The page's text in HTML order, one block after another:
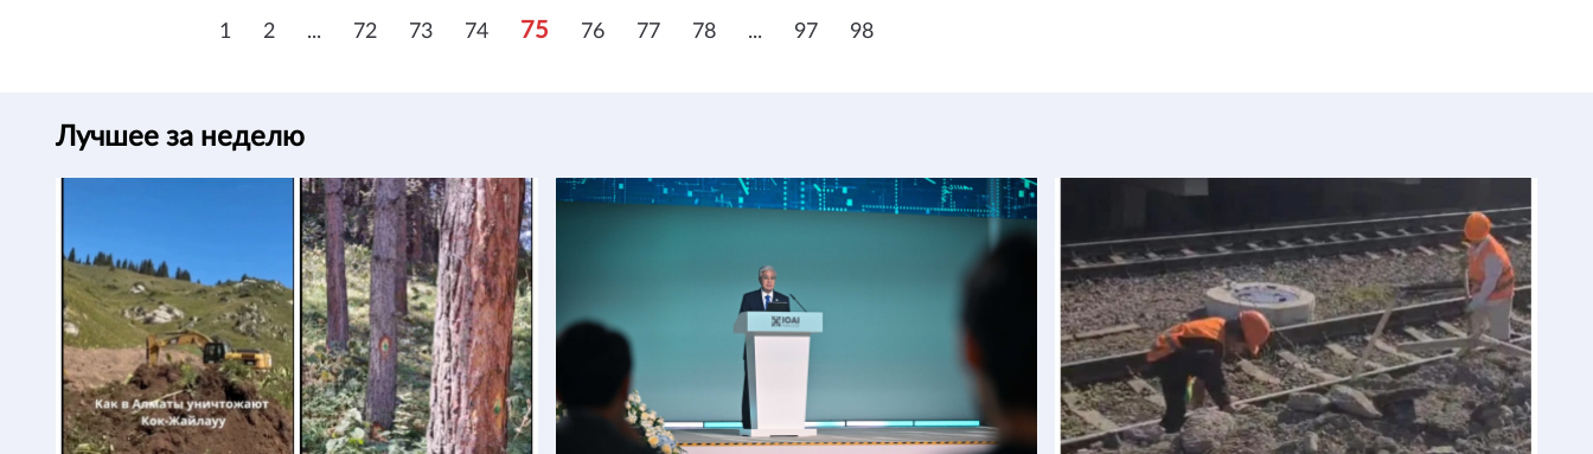
1 2 ... 72 73 74 75 76 77 78 ... 97 98
Лучшее за неделю